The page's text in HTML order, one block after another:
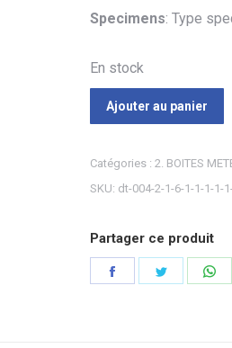
Specimens: Type
En stock
Ajouter au panier
Catégories : 2. BOITES
SKU: dt-004-2-1-6-1-1-1-1-
Partager ce produit
Partager Partager